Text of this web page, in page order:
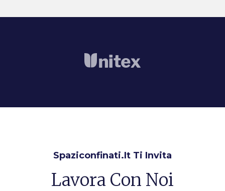
Spaziconfinati.it Ti Invita
Lavora Con Noi